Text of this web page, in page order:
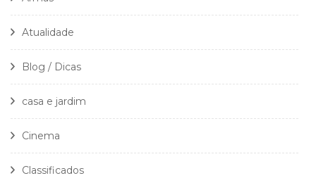
Atualidade
Blog / Dicas
casa e jardim
Cinema
Classificados